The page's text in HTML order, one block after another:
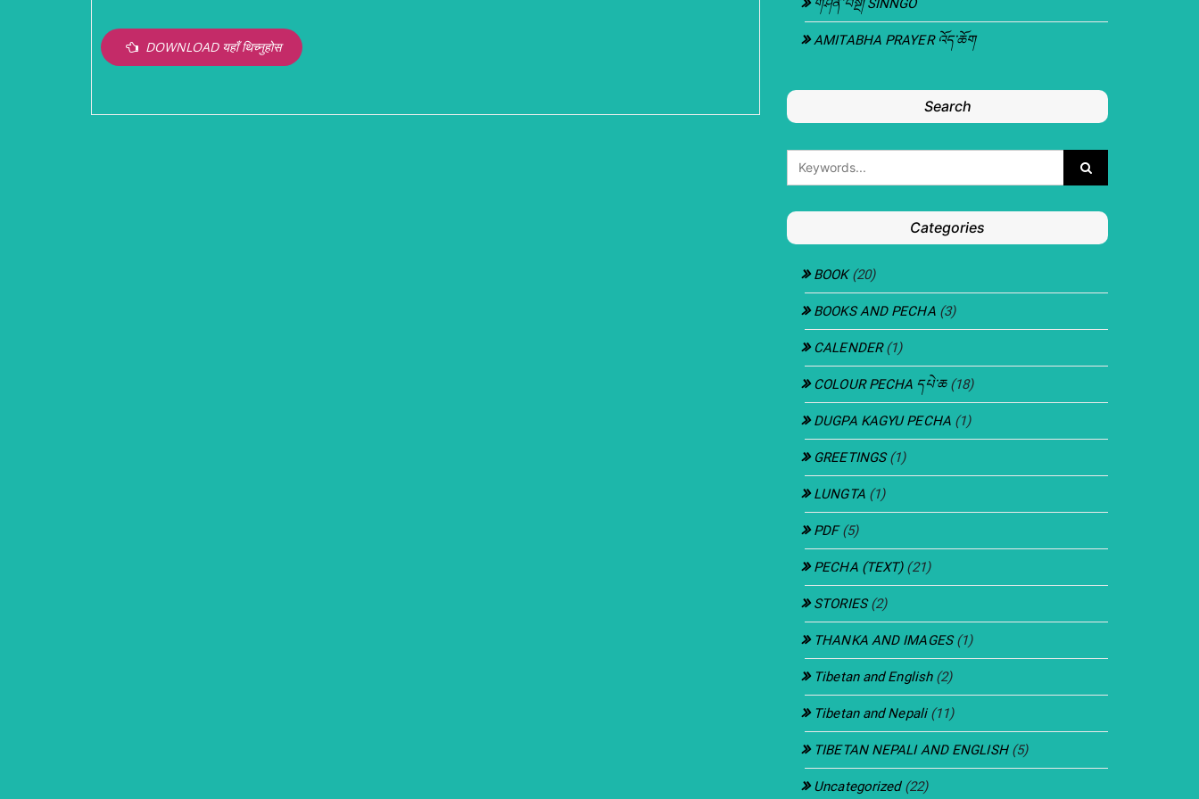
DOWNLOAD यहाँ थिच्नुहोस
གཤིན་བསྔོ། SINNGO
AMITABHA PRAYER འོད་ཆོག
Search
Categories
BOOK(20)
BOOKS AND PECHA(3)
CALENDER(1)
COLOUR PECHA དཔེ་ཆ(18)
DUGPA KAGYU PECHA(1)
GREETINGS(1)
LUNGTA(1)
PDF(5)
PECHA (TEXT)(21)
STORIES(2)
THANKA AND IMAGES(1)
Tibetan and English(2)
Tibetan and Nepali(11)
TIBETAN NEPALI AND ENGLISH(5)
Uncategorized(22)